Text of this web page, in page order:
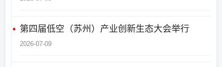
第四届低空（苏州）产业创新生态大会举行
2026-07-09